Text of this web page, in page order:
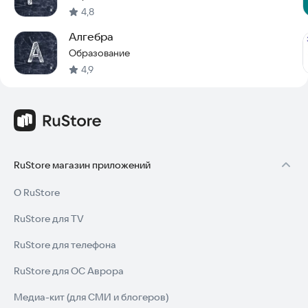
4,8
Алгебра
Образование
4,9
RuStore магазин приложений
О RuStore
RuStore для TV
RuStore для телефона
RuStore для ОС Аврора
Медиа-кит (для СМИ и блогеров)